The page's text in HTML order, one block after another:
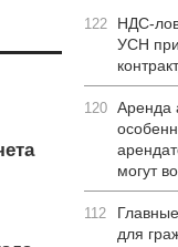
122
НДС-
УСН при
120 Аренда
могут
112
для